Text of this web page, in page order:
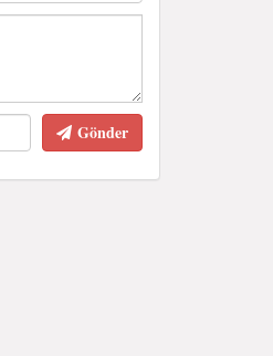
Gönder